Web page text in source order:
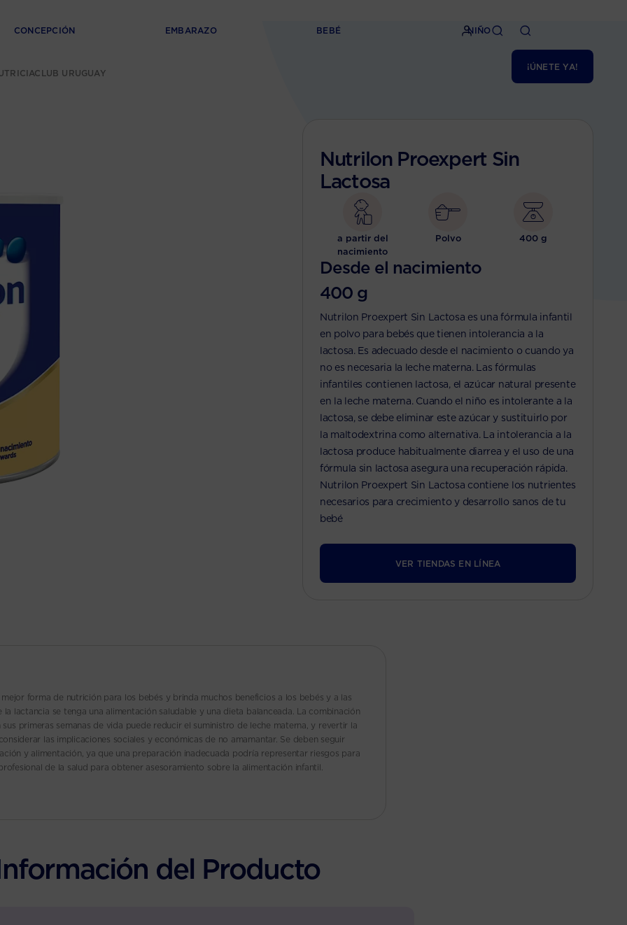
¡ÚNETE YA!
CONCEPCIÓN EMBARAZO BEBÉ NIÑO
URUGUAY
Nutrilon Proexpert Sin
Lactosa
a partir del
nacimiento
Polvo 400 g
Desde el nacimiento
400 g
Nutrilon Proe​xpert Sin Lactosa es una fórmula infantil
en polvo para bebés que tienen intolerancia a la
lactosa. Es adecuado desde el nacimiento o cuando ya
no es necesaria la leche materna. Las fórmulas
infantiles contienen lactosa, el azúcar natural presente
en la leche materna. Cuando el niño es intolerante a la
lactosa, se debe eliminar este azúcar y sustituirlo por
la maltodextrina como alternativa. La intolerancia a la
lactosa produce habitualmente diarrea y el uso de una
fórmula sin lactosa asegura una recuperación rápida.
Nutrilon Proe​xpert Sin Lactosa contiene los nutrientes
necesarios para crecimiento y desarrollo sanos de tu
bebé
VER TIENDAS EN LÍNEA
forma de nutrición para los bebés y brinda muchos beneficios a los bebés y a las
lactancia se tenga una alimentación saludable y una dieta balanceada. La combinación
primeras semanas de vida puede reducir el suministro de leche materna, y revertir la
las implicaciones sociales y económicas de no amamantar. Se deben seguir
y alimentación, ya que una preparación inadecuada podría representar riesgos para
de la salud para obtener asesoramiento sobre la alimentación infantil.
del Producto